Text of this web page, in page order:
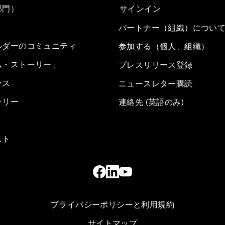
）
ーのコミュニティ
ストーリー」
リー
サインイン
パートナー（組織）につい
参加する（個人、組織）
プレスリリース登録
ニュースレター購読
連絡先 (英語のみ)
プライバシーポリシーと利用規約